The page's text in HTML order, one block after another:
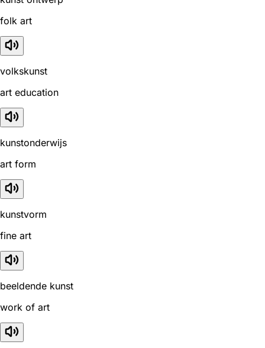
folk art
volkskunst
art education
kunstonderwijs
art form
kunstvorm
fine art
beeldende kunst
work of art